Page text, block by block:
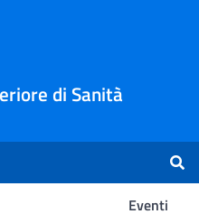
di Sanità
Eventi